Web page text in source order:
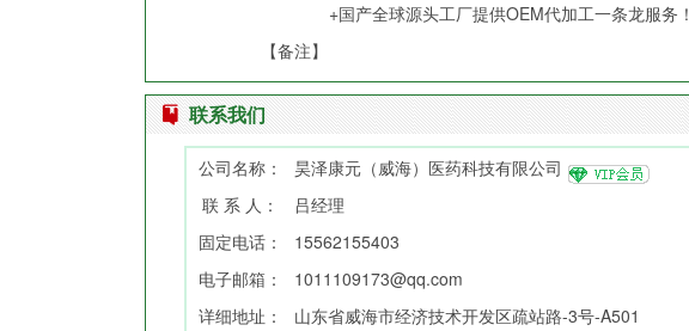
+国产全球源头工厂提供OEM代加工一条龙服务！
【备注】
联系我们
公司名称： 昊泽康元（威海）医药科技有限公司
联 系 人：
吕经理
固定电话：
15562155403
电子邮箱：
1011109173@qq.com
详细地址：
山东省威海市经济技术开发区疏站路-3号-A501